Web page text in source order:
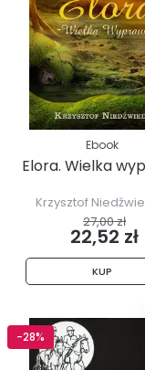
Ebook
Elora. Wielka
Krzysztof
27,00 zł
22,52 zł
KUP
-28%